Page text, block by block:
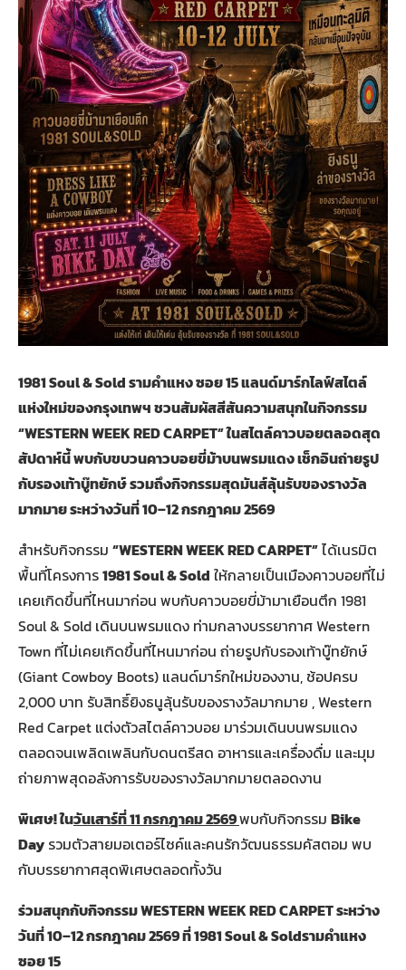
1981 Soul & Sold รามคำแหง ซอย 15 แลนด์มาร์กไลฟ์สไตล์
แห่งใหม่ของกรุงเทพฯ ชวนสัมผัสสีสันความสนุกในกิจกรรม
“WESTERN WEEK RED CARPET” ในสไตล์คาวบอยตลอดสุด
สัปดาห์นี้ พบกับขบวนคาวบอยขี่ม้าบนพรมแดง เช็กอินถ่ายรูป
กับรองเท้าบู๊ทยักษ์ รวมถึงกิจกรรมสุดมันส์ลุ้นรับของรางวัล
มากมาย ระหว่างวันที่ 10–12 กรกฎาคม 2569
สำหรับกิจกรรม “WESTERN WEEK RED CARPET”ได้เนรมิต
พื้นที่โครงการ1981Soul & Sold ให้กลายเป็นเมืองคาวบอยที่ไม่
เคยเกิดขึ้นที่ไหนมาก่อน พบกับคาวบอยขี่ม้ามาเยือนตึก 1981
Soul & Sold เดินบนพรมแดง ท่ามกลางบรรยากาศ Western
Town ที่ไม่เคยเกิดขึ้นที่ไหนมาก่อน ถ่ายรูปกับรองเท้าบู๊ทยักษ์
(Giant Cowboy Boots) แลนด์มาร์กใหม่ของงาน, ช้อปครบ
2,000 บาท รับสิทธิ์ยิงธนูลุ้นรับของรางวัลมากมาย , Western
Red Carpet แต่งตัวสไตล์คาวบอย มาร่วมเดินบนพรมแดง
ตลอดจนเพลิดเพลินกับดนตรีสด อาหารและเครื่องดื่ม และมุม
ถ่ายภาพสุดอลังการรับของรางวัลมากมายตลอดงาน
พิเศษ! ในวันเสาร์ที่11กรกฎาคม2569พบกับกิจกรรม Bike
Day รวมตัวสายมอเตอร์ไซค์และคนรักวัฒนธรรมคัสตอม พบ
กับบรรยากาศสุดพิเศษตลอดทั้งวัน
ร่วมสนุกกับกิจกรรมWESTERN WEEK RED CARPETระหว่าง
วันที่10–12 กรกฎาคม 2569 ที่1981Soul & Soldรามคำแหง
ซอย15